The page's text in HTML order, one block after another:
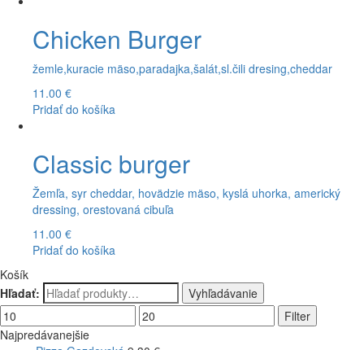
Chicken Burger
žemle,kuracie mäso,paradajka,šalát,sl.čili dresing,cheddar
11.00 €
Pridať do košíka
Classic burger
Žemľa, syr cheddar, hovädzie mäso, kyslá uhorka, americký
dressing, orestovaná cibuľa
11.00 €
Pridať do košíka
Košík
Hľadať:
Vyhľadávanie
Filter
Najpredávanejšie